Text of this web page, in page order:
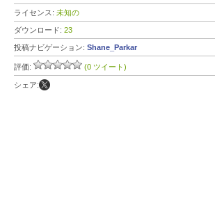
ライセンス: 未知の
ダウンロード: 23
投稿ナビゲーション: Shane_Parkar
評価: (0 ツイート)
シェア: